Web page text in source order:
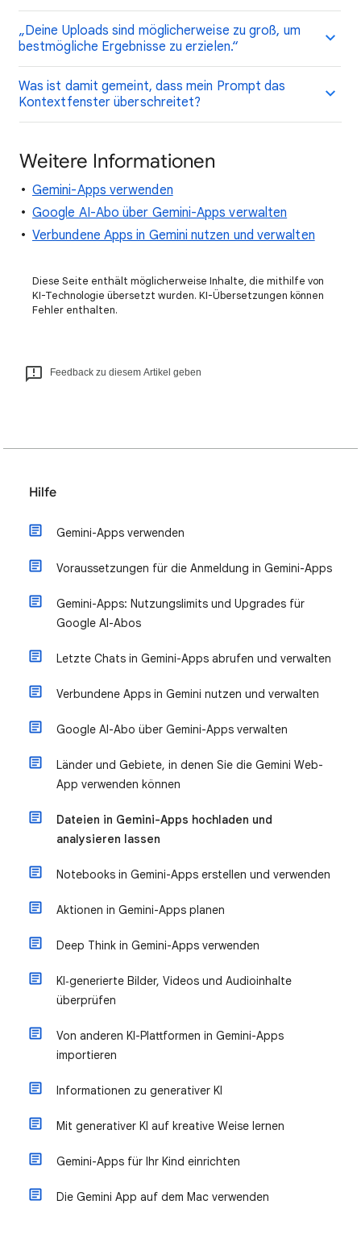
„Deine Uploads sind möglicherweise zu groß, um
bestmögliche Ergebnisse zu erzielen.“
Was ist damit gemeint, dass mein Prompt das
Kontextfenster überschreitet?
Weitere Informationen
Gemini-Apps verwenden
Google AI-Abo über Gemini-Apps verwalten
Verbundene Apps in Gemini nutzen und verwalten
Diese Seite enthält möglicherweise Inhalte, die mithilfe von
KI-Technologie übersetzt wurden. KI-Übersetzungen können
Fehler enthalten.
Feedback zu diesem Artikel geben
Hilfe
Gemini-Apps verwenden
Voraussetzungen für die Anmeldung in Gemini-Apps
Gemini-Apps: Nutzungslimits und Upgrades für
Google AI-Abos
Letzte Chats in Gemini-Apps abrufen und verwalten
Verbundene Apps in Gemini nutzen und verwalten
Google AI-Abo über Gemini-Apps verwalten
Länder und Gebiete, in denen Sie die Gemini Web-
App verwenden können
Dateien in Gemini-Apps hochladen und
analysieren lassen
Notebooks in Gemini-Apps erstellen und verwenden
Aktionen in Gemini-Apps planen
Deep Think in Gemini-Apps verwenden
KI‑generierte Bilder, Videos und Audioinhalte
überprüfen
Von anderen KI-Plattformen in Gemini-Apps
importieren
Informationen zu generativer KI
Mit generativer KI auf kreative Weise lernen
Gemini-Apps für Ihr Kind einrichten
Die Gemini App auf dem Mac verwenden